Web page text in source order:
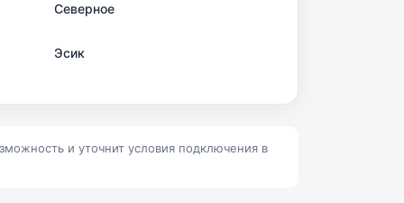
Северное
Эсик
и уточнит условия подключения в